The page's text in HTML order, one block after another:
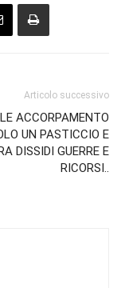
Articolo successivo
ACCORPAMENTO
UN PASTICCIO E
DISSIDI GUERRE E
RICORSI..